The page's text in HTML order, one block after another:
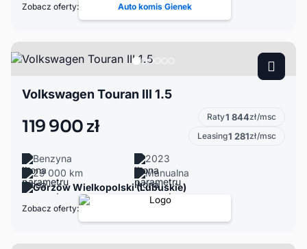
Zobacz oferty: Auto komis Gienek
Volkswagen Touran III 1.5
119 900 zł Raty1 844zł/msc
Leasing1 281zł/msc
Benzyna
2023
29 000 km
Manualna
Gorzów Wielkopolski (Lubuskie)
Zobacz oferty: